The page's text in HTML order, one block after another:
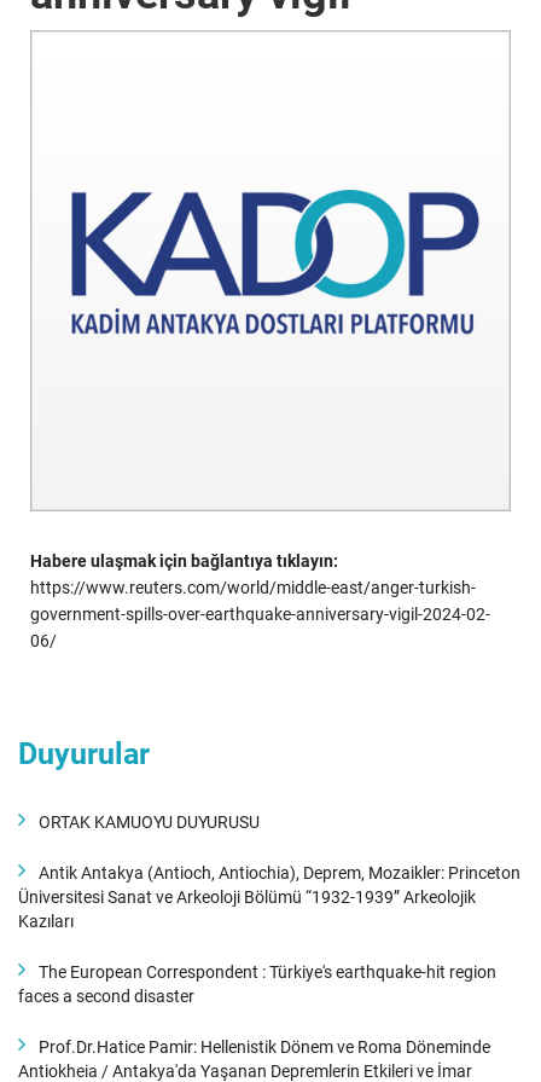
Habere ulaşmak için bağlantıya tıklayın:
https://www.reuters.com/world/middle-east/anger-turkish-
government-spills-over-earthquake-anniversary-vigil-2024-02-
06/
Duyurular
ORTAK KAMUOYU DUYURUSU
Antik Antakya (Antioch, Antiochia), Deprem, Mozaikler: Princeton
Üniversitesi Sanat ve Arkeoloji Bölümü “1932-1939” Arkeolojik
Kazıları
The European Correspondent : Türkiye's earthquake-hit region
faces a second disaster
Prof.Dr.Hatice Pamir: Hellenistik Dönem ve Roma Döneminde
Antiokheia / Antakya'da Yaşanan Depremlerin Etkileri ve İmar